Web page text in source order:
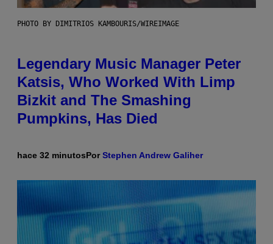
PHOTO BY DIMITRIOS KAMBOURIS/WIREIMAGE
Legendary Music Manager Peter
Katsis, Who Worked With Limp
Bizkit and The Smashing
Pumpkins, Has Died
hace 32 minutosPorStephen Andrew Galiher